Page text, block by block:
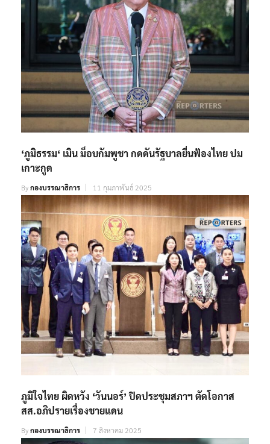
‘ภูมิธรรม‘ เมิน ม็อบกัมพูชา กดดันรัฐบาลยื่นฟ้องไทย ปม
เกาะกูด
Byกองบรรณาธิการ 11 กุมภาพันธ์ 2025
ภูมิใจไทย ผิดหวัง ‘วันนอร์’ ปิดประชุมสภาฯ ตัดโอกาส
สส.อภิปรายเรื่องชายแดน
Byกองบรรณาธิการ 7 สิงหาคม 2025